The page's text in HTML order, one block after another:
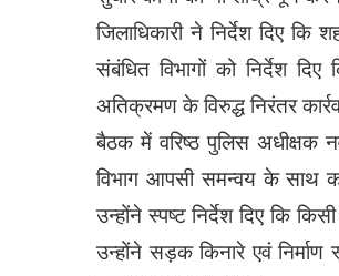
जिलाधिकारी ने निर्देश दिए
संबंधित विभागों को निर्देश
अतिक्रमण के विरुद्ध निरंतर
बैठक में वरिष्ठ पुलिस अधीक्षक
विभाग आपसी समन्वय के साथ
उन्होंने स्पष्ट निर्देश दिए कि
उन्होंने सड़क किनारे एवं